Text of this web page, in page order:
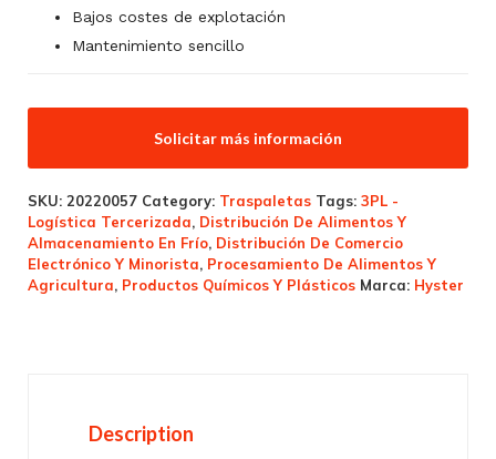
Bajos costes de explotación
Mantenimiento sencillo
Solicitar más información
SKU: 20220057 Category: Traspaletas Tags: 3PL -
Logística Tercerizada, Distribución De Alimentos Y
Almacenamiento En Frío, Distribución De Comercio
Electrónico Y Minorista, Procesamiento De Alimentos Y
Agricultura, Productos Químicos Y Plásticos Marca: Hyster
Description